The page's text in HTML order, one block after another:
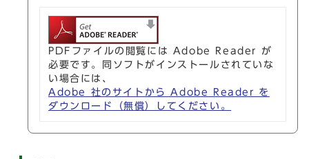
PDFファイルの閲覧には Adobe Reader が
必要です。同ソフトがインストールされていな
い場合には、
Adobe 社のサイトから Adobe Reader を
ダウンロード（無償）してください。